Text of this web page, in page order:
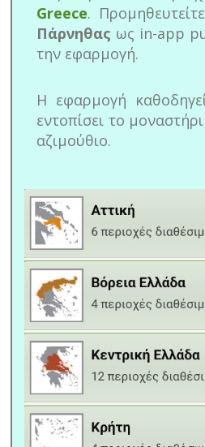
Greece.
Πάρνηθας ως in-app
την εφαρμογή.
Η εφαρμογή
εντοπίσει το
αζιμούθιο.